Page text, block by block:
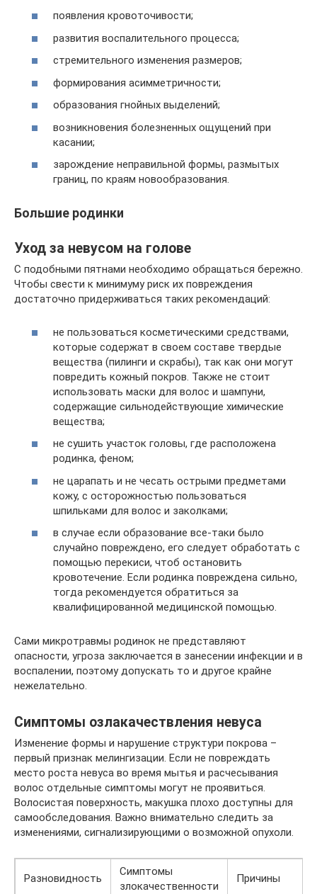
появления кровоточивости;
развития воспалительного процесса;
стремительного изменения размеров;
формирования асимметричности;
образования гнойных выделений;
возникновения болезненных ощущений при
касании;
зарождение неправильной формы, размытых
границ, по краям новообразования.
Большие родинки
Уход за невусом на голове
С подобными пятнами необходимо обращаться бережно.
Чтобы свести к минимуму риск их повреждения
достаточно придерживаться таких рекомендаций:
не пользоваться косметическими средствами,
которые содержат в своем составе твердые
вещества (пилинги и скрабы), так как они могут
повредить кожный покров. Также не стоит
использовать маски для волос и шампуни,
содержащие сильнодействующие химические
вещества;
не сушить участок головы, где расположена
родинка, феном;
не царапать и не чесать острыми предметами
кожу, с осторожностью пользоваться
шпильками для волос и заколками;
в случае если образование все-таки было
случайно повреждено, его следует обработать с
помощью перекиси, чтоб остановить
кровотечение. Если родинка повреждена сильно,
тогда рекомендуется обратиться за
квалифицированной медицинской помощью.
Сами микротравмы родинок не представляют
опасности, угроза заключается в занесении инфекции и в
воспалении, поэтому допускать то и другое крайне
нежелательно.
Симптомы озлакачествления невуса
Изменение формы и нарушение структури покрова –
первый признак мелингизации. Если не повреждать
место роста невуса во время мытья и расчесывания
волос отдельные симптомы могут не проявиться.
Волосистая поверхность, макушка плохо доступны для
самообследования. Важно внимательно следить за
изменениями, сигнализирующими о возможной опухоли.
Разновидность
Симптомы
злокачественности
Причины